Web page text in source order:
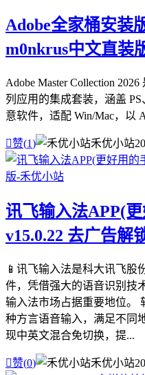
Adobe全家桶安装
m0nkrus中文直装
Adobe Master Collection
列应用的集成套装，涵盖
意软件，适配 Win/Mac，以
赞(1) 禾优小站
讯飞输入法APP(
v15.0.22 去广告解
📱讯飞输入法是科大讯飞股
件，凭借强大的语音识别技
输入法市场占据重要地位。
种方言语音输入，满足不同
现中英文混合免切换，提...
赞(0) 禾优小站